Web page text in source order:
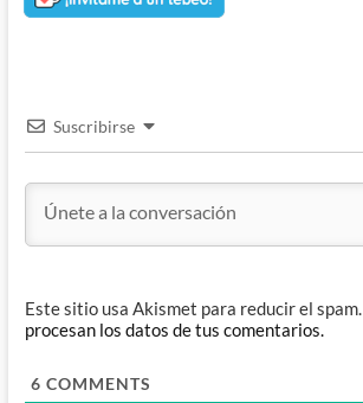
Suscribirse
Este sitio usa Akismet para reducir el spam.
procesan los datos de tus comentarios.
6 COMMENTS